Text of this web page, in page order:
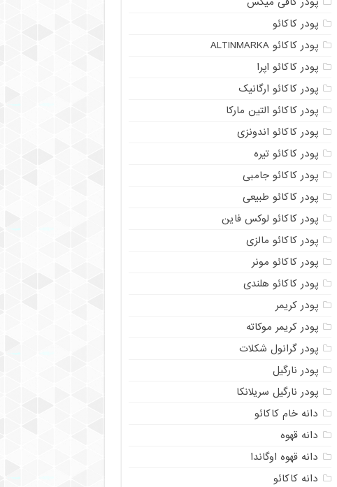
پودر کاکائو
پودر کاکائو ALTINMARKA
پودر کاکائو اپرا
پودر کاکائو ارگانیک
پودر کاکائو التین مارکا
پودر کاکائو اندونزی
پودر کاکائو تیره
پودر کاکائو جامبی
پودر کاکائو طبیعی
پودر کاکائو لوکس فاین
پودر کاکائو مالزی
پودر کاکائو مونر
پودر کاکائو هلندی
پودر کریمر
پودر کریمر موکاته
پودر گرانول شکلات
پودر نارگیل
پودر نارگیل سریلانکا
دانه خام کاکائو
دانه قهوه
دانه قهوه اوگاندا
دانه کاکائو